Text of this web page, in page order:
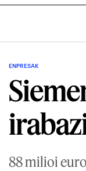
ENPRESAK
88 milioi